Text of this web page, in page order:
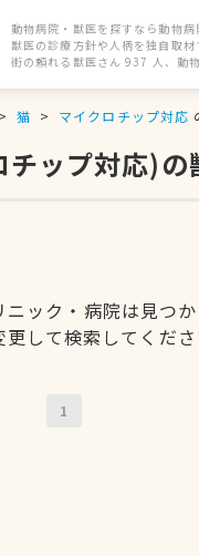
動物病院・獣医を探すなら動物病
獣医の診療方針や人柄を独自取材
街の頼れる獣医さん 937 人、
猫 マイクロチップ対応
ップ対応)
ック・病院は見つか
して検索してくださ
1